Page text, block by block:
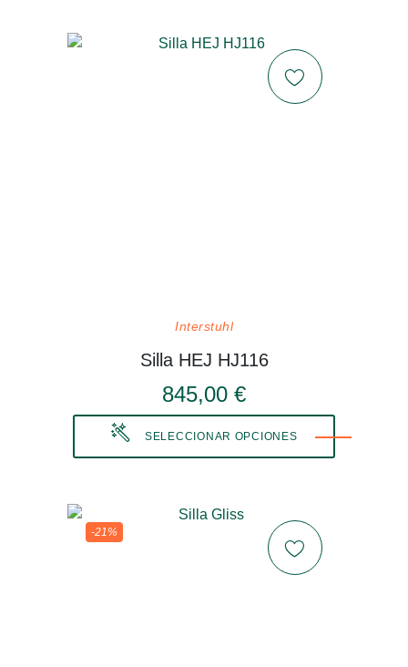
Interstuhl
Silla HEJ HJ116
845,00 €
SELECCIONAR OPCIONES
-21%